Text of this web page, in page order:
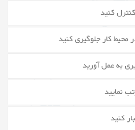
کنید
کار جلوگیری کنید
به عمل آورید
نمایید
کنید